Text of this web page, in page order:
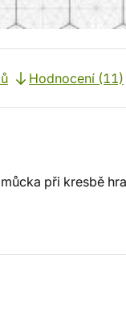
Hodnocení (11)
při kresbě